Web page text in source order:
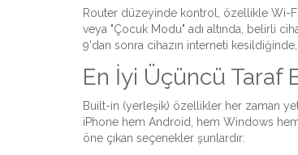
Router düzeyinde kontrol, özellikle Wi-
veya "Çocuk Modu" adı altında, belirli
9'dan sonra cihazın interneti
En İyi Üçüncü Taraf
Built-in (yerleşik) özellikler her zaman
iPhone hem Android, hem Windows
öne çıkan seçenekler şunlardır: